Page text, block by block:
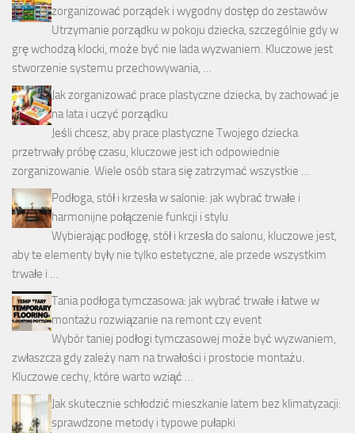
zorganizować porządek i wygodny dostęp do zestawów
Utrzymanie porządku w pokoju dziecka, szczególnie gdy w
grę wchodzą klocki, może być nie lada wyzwaniem. Kluczowe jest
stworzenie systemu przechowywania, …
Jak zorganizować prace plastyczne dziecka, by zachować je
na lata i uczyć porządku
Jeśli chcesz, aby prace plastyczne Twojego dziecka
przetrwały próbę czasu, kluczowe jest ich odpowiednie
zorganizowanie. Wiele osób stara się zatrzymać wszystkie …
Podłoga, stół i krzesła w salonie: jak wybrać trwałe i
harmonijne połączenie funkcji i stylu
Wybierając podłogę, stół i krzesła do salonu, kluczowe jest,
aby te elementy były nie tylko estetyczne, ale przede wszystkim
trwałe i …
Tania podłoga tymczasowa: jak wybrać trwałe i łatwe w
montażu rozwiązanie na remont czy event
Wybór taniej podłogi tymczasowej może być wyzwaniem,
zwłaszcza gdy zależy nam na trwałości i prostocie montażu.
Kluczowe cechy, które warto wziąć …
Jak skutecznie schłodzić mieszkanie latem bez klimatyzacji:
sprawdzone metody i typowe pułapki